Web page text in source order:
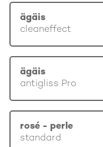
ägäis
cleaneffect
ägäis
antigliss Pro
rosé - perle
standard